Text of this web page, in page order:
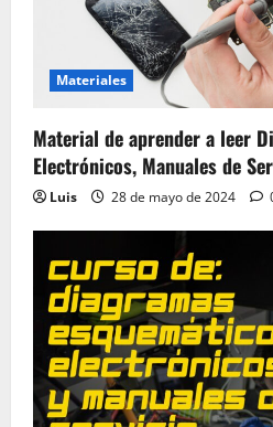
Materiales
Material de aprender a leer
Electrónicos, Manuales de
Luis 28 de mayo de 2024